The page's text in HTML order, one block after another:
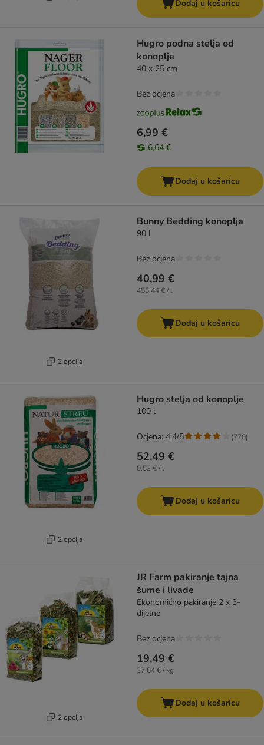
Dodaj u košaricu
Hugro podna stelja od
konoplje
40 x 25 cm
6,99 €
6,64 €
Bez ocjena
Dodaj u košaricu
2 opcija
Bunny Bedding konoplja
90 l
40,99 €
455,44 € / l
Bez ocjena
Dodaj u košaricu
2 opcija
Hugro stelja od konoplje
100 l
52,49 €
0,52 € / l
Ocjena: 4.4/5 (770)
Dodaj u košaricu
2 opcija
JR Farm pakiranje tajna
šume i livade
Ekonomično pakiranje 2 x 3-
dijelno
19,49 €
27,84 € / kg
Bez ocjena
Dodaj u košaricu